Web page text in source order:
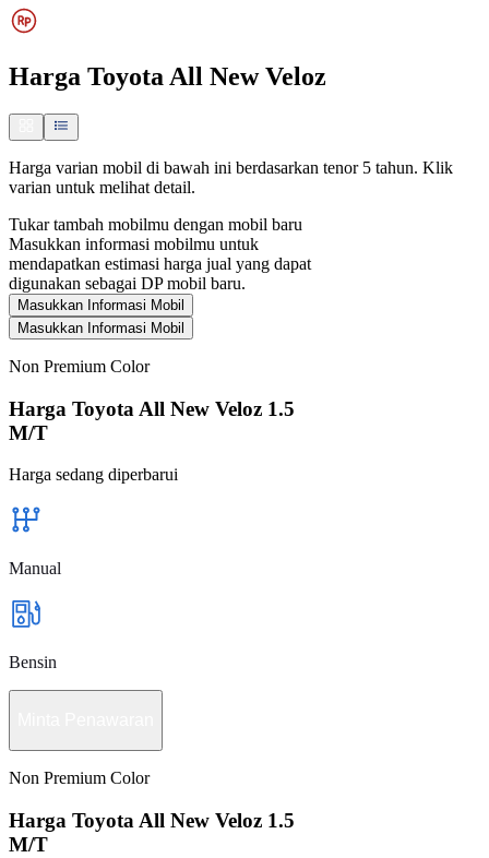
Harga Toyota All New Veloz
Harga varian mobil di bawah ini berdasarkan tenor 5 tahun. Klik
varian untuk melihat detail.
Tukar tambah mobilmu dengan mobil baru
Masukkan informasi mobilmu untuk
mendapatkan estimasi harga jual yang dapat
digunakan sebagai DP mobil baru.
Masukkan Informasi Mobil
Masukkan Informasi Mobil
Non Premium Color
Harga Toyota All New Veloz 1.5
M/T
Harga sedang diperbarui
Manual
Bensin
Non Premium Color
Harga Toyota All New Veloz 1.5
M/T